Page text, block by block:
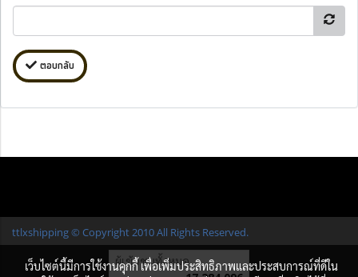
ตอบกลับ
ttlxshipping © Copyright 2010 All Rights Reserved.
ผู้เข้าชมทั้งหมด
เว็บไซต์นี้มีการใช้งานคุกกี้ เพื่อเพิ่มประสิทธิภาพและประสบการณ์ที่ดีใน